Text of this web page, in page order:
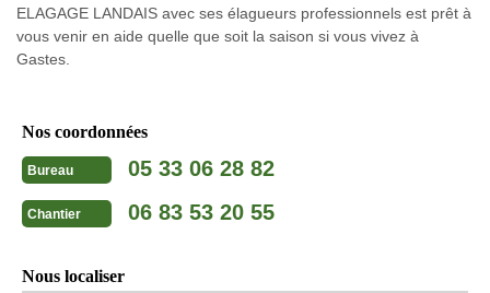
ELAGAGE LANDAIS avec ses élagueurs professionnels est prêt à
vous venir en aide quelle que soit la saison si vous vivez à
Gastes.
Nos coordonnées
Bureau 05 33 06 28 82
Chantier 06 83 53 20 55
Nous localiser